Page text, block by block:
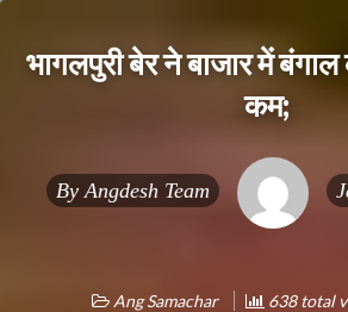
भागलपुरी बेर ने बाजार में बंगाल
कम;
By Angdesh Team
Ang Samachar 638 total